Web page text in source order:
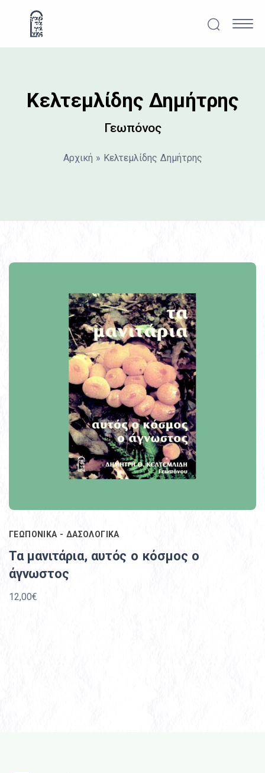
Μετάβαση στο περιεχόμενο
Κελτεμλίδης Δημήτρης
Γεωπόνος
Αρχική » Κελτεμλίδης Δημήτρης
ΓΕΩΠΟΝΙΚΑ - ΔΑΣΟΛΟΓΙΚΑ
Τα μανιτάρια, αυτός ο κόσμος ο
άγνωστος
12,00€